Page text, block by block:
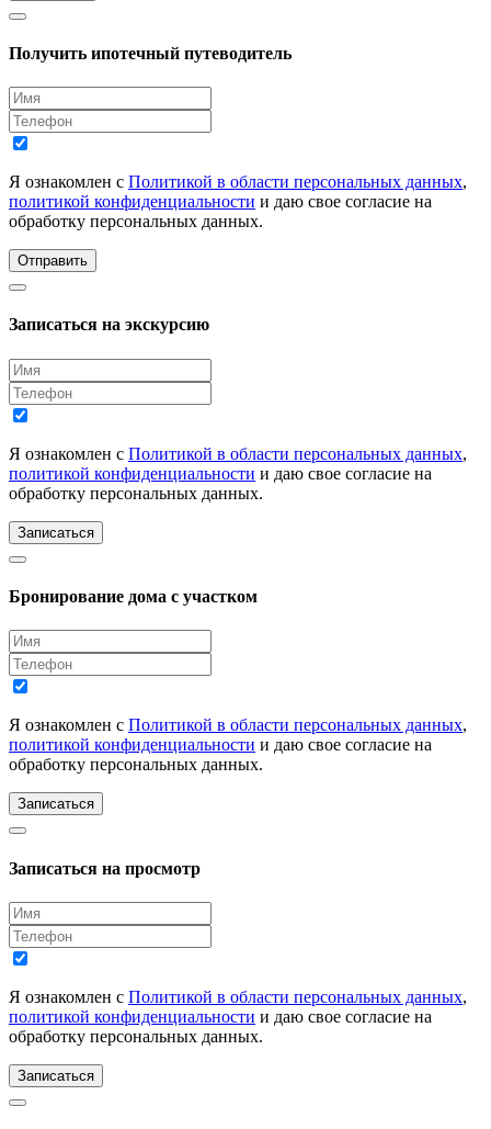
Получить ипотечный путеводитель
Я ознакомлен с Политикой в области персональных данных,
политикой конфиденциальности и даю свое согласие на
обработку персональных данных.
Отправить
Записаться на экскурсию
Я ознакомлен с Политикой в области персональных данных,
политикой конфиденциальности и даю свое согласие на
обработку персональных данных.
Записаться
Бронирование дома с участком
Я ознакомлен с Политикой в области персональных данных,
политикой конфиденциальности и даю свое согласие на
обработку персональных данных.
Записаться
Записаться на просмотр
Я ознакомлен с Политикой в области персональных данных,
политикой конфиденциальности и даю свое согласие на
обработку персональных данных.
Записаться